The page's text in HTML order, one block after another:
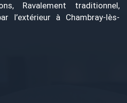
Ravalement traditionnel,
l’extérieur à Chambray-lès-